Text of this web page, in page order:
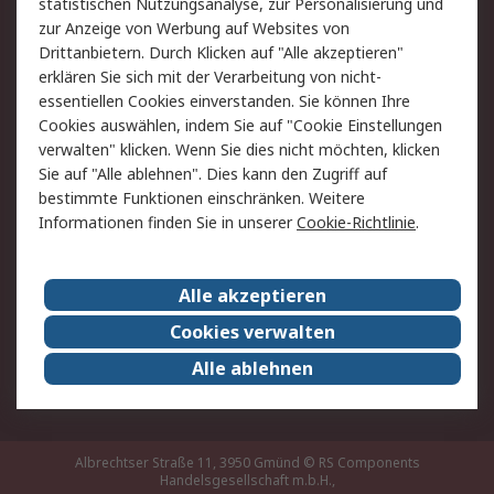
Hilfe
Rechtliches
RS Verkaufs- und
Lieferbedingungen
Datenschutz
Cookie-Richtlinie
Zahlungsbedingungen
Impressum
Webseite Konditionen
RS weltweit
Karriere bei RS
Nachhaltigkeit
Qualität/Zertifikate
Presse-Center
Event-Center
Albrechtser Straße 11, 3950 Gmünd © RS Components
Handelsgesellschaft m.b.H.,
zur Anzeige von Werbung auf Websites von
Drittanbietern. Durch Klicken auf "Alle akzeptieren"
erklären Sie sich mit der Verarbeitung von nicht-
essentiellen Cookies einverstanden. Sie können Ihre
Cookies auswählen, indem Sie auf "Cookie Einstellungen
verwalten" klicken. Wenn Sie dies nicht möchten, klicken
Sie auf "Alle ablehnen". Dies kann den Zugriff auf
bestimmte Funktionen einschränken. Weitere
Informationen finden Sie in unsererCookie-Richtlinie.
Alle akzeptieren
Cookies verwalten
Alle ablehnen